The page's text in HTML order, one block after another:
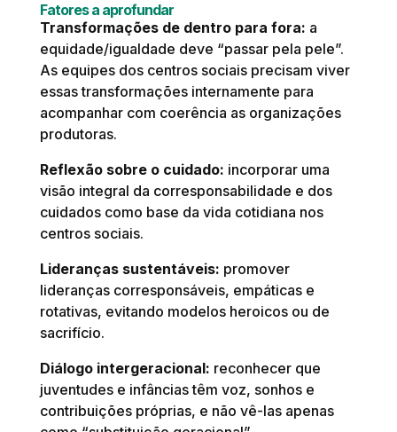
Fatores a aprofundar
Transformações de dentro para fora: a
equidade/igualdade deve “passar pela pele”.
As equipes dos centros sociais precisam viver
essas transformações internamente para
acompanhar com coerência as organizações
produtoras.
Reflexão sobre o cuidado: incorporar uma
visão integral da corresponsabilidade e dos
cuidados como base da vida cotidiana nos
centros sociais.
Lideranças sustentáveis: promover
lideranças corresponsáveis, empáticas e
rotativas, evitando modelos heroicos ou de
sacrifício.
Diálogo intergeracional: reconhecer que
juventudes e infâncias têm voz, sonhos e
contribuições próprias, e não vê-las apenas